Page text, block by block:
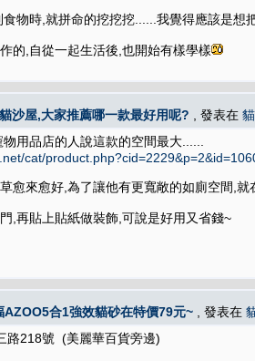
物時,就拼命的挖挖挖......我覺得應該是想
的,自從一起生活後,也開始有樣學樣
沙屋,大家推薦哪一款最好用呢? , 發表在
用品店的人說這款的空間最大......
cat/
愈來愈好,為了讓他有更寬敞的如廁空間,
,再貼上貼紙做裝飾,可說是好用又省錢~
AZOO5合1強效貓砂在特價79元~ , 發表在
路218號 (美麗華百貨旁邊)